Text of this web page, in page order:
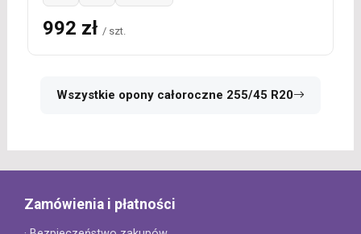
992 zł / szt.
Wszystkie opony całoroczne 255/45 R20
Zamówienia i płatności